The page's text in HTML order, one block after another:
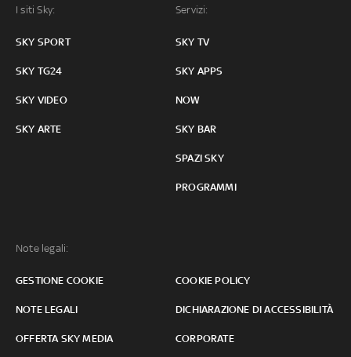
I siti Sky:
SKY SPORT
SKY TG24
SKY VIDEO
SKY ARTE
Servizi:
SKY TV
SKY APPS
NOW
SKY BAR
SPAZI SKY
PROGRAMMI
Note legali:
GESTIONE COOKIE COOKIE POLICY
NOTE LEGALI DICHIARAZIONE DI ACCESSIBILITÀ
OFFERTA SKY MEDIA CORPORATE